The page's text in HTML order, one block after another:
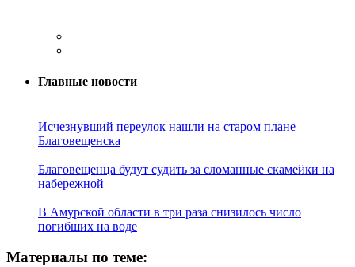
Главные новости
Исчезнувший переулок нашли на старом плане
Благовещенска
Благовещенца будут судить за сломанные скамейки на
набережной
В Амурской области в три раза снизилось число
погибших на воде
Материалы по теме: